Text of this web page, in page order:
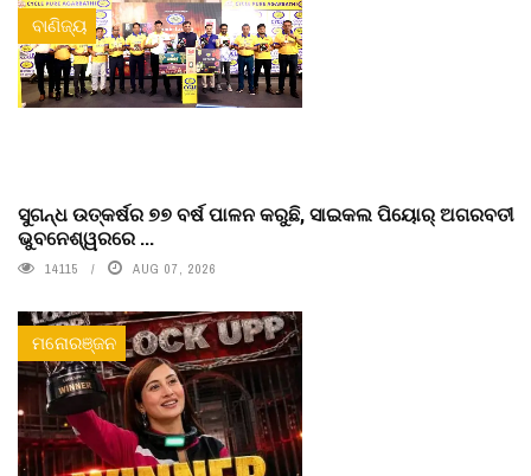
ବାଣିଜ୍ୟ
ସୁଗନ୍ଧ ଉତ୍କର୍ଷର ୭୭ ବର୍ଷ ପାଳନ କରୁଛି, ସାଇକଲ ପିୟୋର୍‌ ଅଗରବତୀ
ଭୁବନେଶ୍ୱରରେ ...
14115 AUG 07, 2026
ମନୋରଞ୍ଜନ